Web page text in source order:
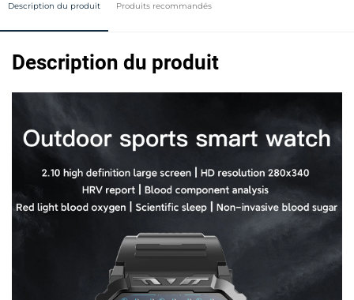
Description du produit Produits recommandés
Description du produit